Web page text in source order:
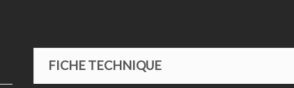
FICHE TECHNIQUE